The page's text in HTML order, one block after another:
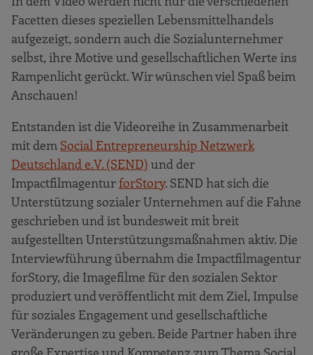
Facetten dieses speziellen Lebensmittelhandels
aufgezeigt, sondern auch die Sozialunternehmer
selbst, ihre Motive und gesellschaftlichen Werte ins
Rampenlicht gerückt. Wir wünschen viel Spaß beim
Anschauen!
Entstanden ist die Videoreihe in Zusammenarbeit
mit dem Social Entrepreneurship Netzwerk
Deutschland e.V. (SEND) und der
ImpactfilmagenturforStory. SEND hat sich die
Unterstützung sozialer Unternehmen auf die Fahne
geschrieben und ist bundesweit mit breit
aufgestellten Unterstützungsmaßnahmen aktiv. Die
Interviewführung übernahm die Impactfilmagentur
forStory, die Imagefilme für den sozialen Sektor
produziert und veröffentlicht mit dem Ziel, Impulse
für soziales Engagement und gesellschaftliche
Veränderungen zu geben. Beide Partner haben ihre